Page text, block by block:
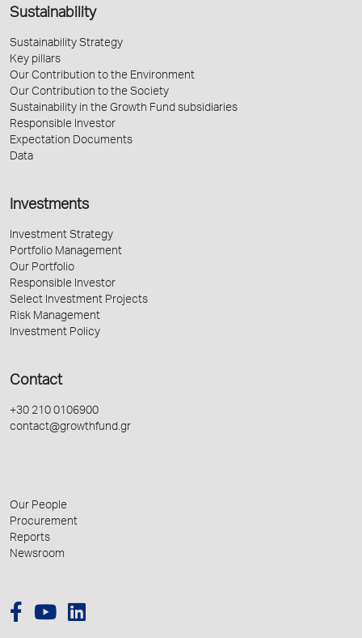
Sustainability
Sustainability Strategy
Key pillars
Our Contribution to the Environment
Our Contribution to the Society
Sustainability in the Growth Fund subsidiaries
Responsible Investor
Expectation Documents
Data
Investments
Investment Strategy
Portfolio Management
Our Portfolio
Responsible Investor
Select Investment Projects
Risk Management
Investment Policy
Contact
+30 210 0106900
contact@growthfund.gr
Our People
Procurement
Reports
Newsroom